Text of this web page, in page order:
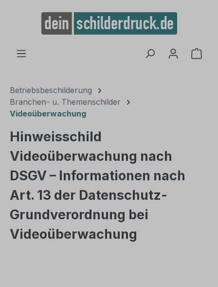
springen
Betriebsbeschilderung
Branchen- u. Themenschilder
Videoüberwachung
Hinweisschild
Videoüberwachung nach
DSGV – Informationen nach
Art. 13 der Datenschutz-
Grundverordnung bei
Videoüberwachung